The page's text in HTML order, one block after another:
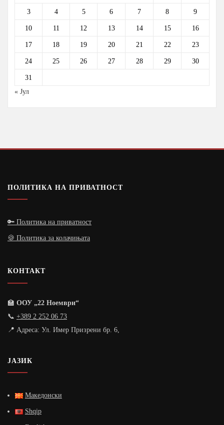
3 4 5 6 7 8 9
10 11 12 13 14 15 16
17 18 19 20 21 22 23
24 25 26 27 28 29 30
31
« Јул
ПОЛИТИКА НА ПРИВАТНОСТ
🔑 Политика на приватност
🍪 Политика за колачињата
КОНТАКТ
🏫 ООУ „22 Ноември“
📞 +389 2 252 06 73
📍 Адреса: Ул. Имер Призрени бр. 6,
ЈАЗИК
Македонски
Shqip